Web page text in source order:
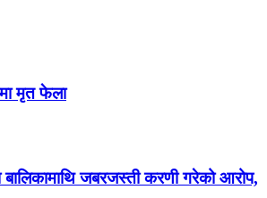
मृत फेला
बालिकामाथि जबरजस्ती करणी गरेको आरोप,